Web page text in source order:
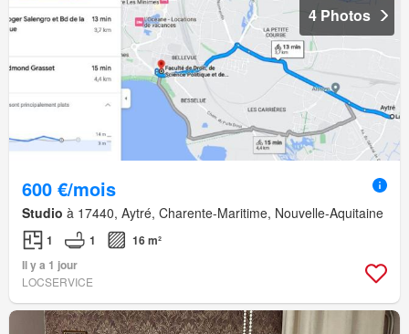
4 Photos
600 €/mois
Studio à 17440, Aytré, Charente-Maritime, Nouvelle-Aquitaine
1 1
16 m²
Il y a 1 jour
LOCSERVICE